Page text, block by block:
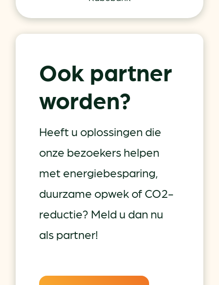
Ook partner
worden?
Heeft u oplossingen die
onze bezoekers helpen
met energiebesparing,
duurzame opwek of CO2-
reductie? Meld u dan nu
als partner!